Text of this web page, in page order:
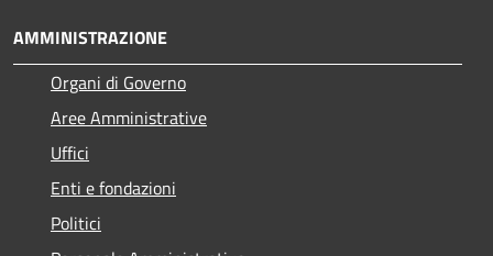
AMMINISTRAZIONE
Organi di Governo
Aree Amministrative
Uffici
Enti e fondazioni
Politici